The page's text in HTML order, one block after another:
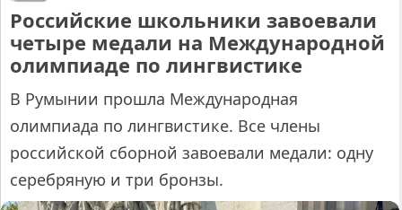
Российские школьники завоевали
четыре медали на Международной
олимпиаде по лингвистике
В Румынии прошла Международная
олимпиада по лингвистике. Все члены
российской сборной завоевали медали: одну
серебряную и три бронзы.